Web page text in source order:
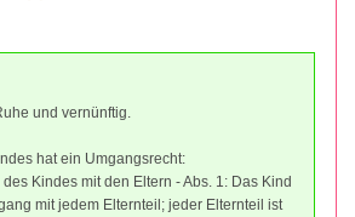
und vernünftig.
hat ein Umgangsrecht:
Kindes mit den Eltern - Abs. 1: Das Kind
mit jedem Elternteil; jeder Elternteil ist